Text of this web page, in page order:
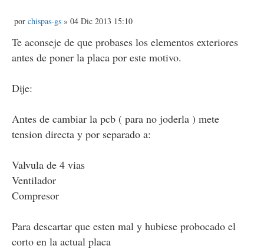
M
e
n
s
a
por chispas-gs » 04 Dic 2013 15:10
Te aconseje de que probases los elementos exteriores
antes de poner la placa por este motivo.
Dije:
Antes de cambiar la pcb ( para no joderla ) mete
tension directa y por separado a:
Valvula de 4 vias
Ventilador
Compresor
Para descartar que esten mal y hubiese probocado el
corto en la actual placa